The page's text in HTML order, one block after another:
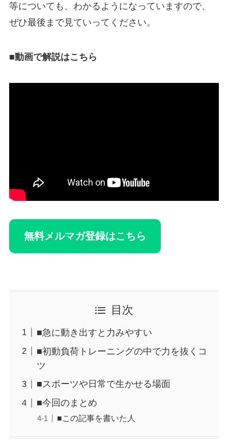
等についても、わかるようになっていますので、
ぜひ最後まで見ていってください。
■動画で解説はこちら
無料メルマガ登録はこちら
目次
■急に動き出すと力みやすい
■初動負荷トレーニングの中で力を抜くコ
ツ
■スポーツや日常で生かせる場面
■今回のまとめ
■この記事を書いた人